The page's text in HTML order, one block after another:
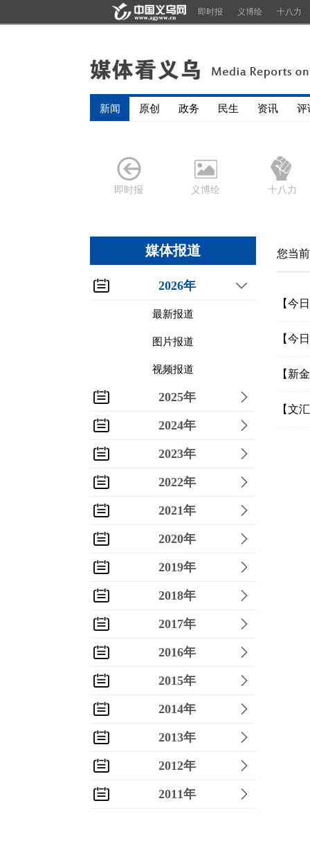
即时报 义博绘 十八力
新闻 原创 政务 民生 资讯 评
即时报 义博绘 十八力
媒体报道
2026年
最新报道
图片报道
视频报道
2025年
2024年
2023年
2022年
2021年
2020年
2019年
2018年
2017年
2016年
2015年
2014年
2013年
2012年
2011年
您当
【今
【今
【新
【文